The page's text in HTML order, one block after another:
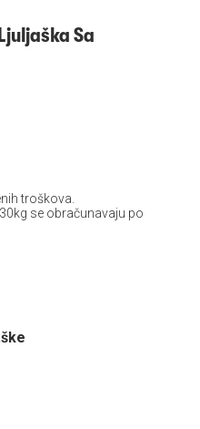
Sa
troškova.
se obračunavaju po